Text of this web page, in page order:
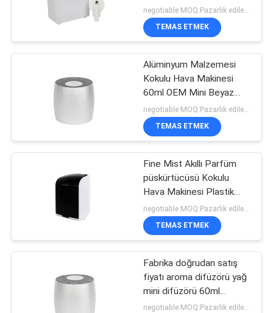
1200m3 Kokulu Kapsama
TEMAS ETMEK
Alüminyum Malzemesi
Kokulu Hava Makinesi
60ml OEM Mini Beyaz
Susuz Diffuser
TEMAS ETMEK
Fine Mist Akıllı Parfüm
püskürtücüsü Kokulu
Hava Makinesi Plastik
Rohs Fcc Onay Aroması
TEMAS ETMEK
Fabrika doğrudan satış
fiyatı aroma difüzörü yağ
mini difüzörü 60ml
alüminyum
negotiable MOQ:Pazarlık edilebilir